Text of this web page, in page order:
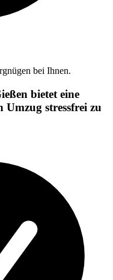
bei Ihnen.
bietet eine
Umzug stressfrei zu